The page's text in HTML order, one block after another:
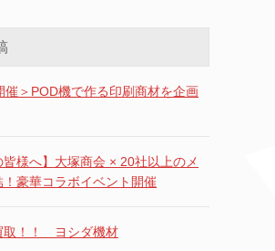
催＞POD機で作る印刷商材を企画
皆様へ】大塚商会 × 20社以上のメ
！豪華コラボイベント開催
取！！ ヨシダ機材